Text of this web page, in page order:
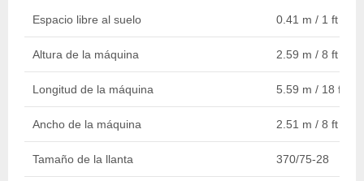
Espacio libre al suelo 0.41 m / 1 ft 4 in.
Altura de la máquina 2.59 m / 8 ft 6 in.
Longitud de la máquina 5.59 m / 18 ft 4
Ancho de la máquina 2.51 m / 8 ft 3 in.
Tamaño de la llanta 370/75-28